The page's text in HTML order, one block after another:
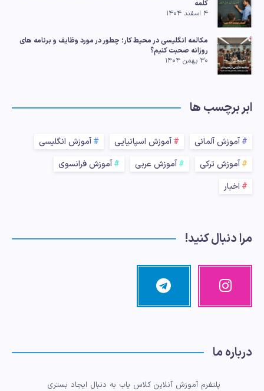
کلمه
۴ اسفند ۱۴۰۴
مکالمه انگلیسی در محیط کار؛ چطور در مورد وظایف و برنامه های
روزانه صحبت کنیم؟
۳۰ بهمن ۱۴۰۴
ابر برچسب ها
آموزش آلمانی آموزش اسپانیایی
آموزش انگلیسی
آموزش ترکی
آموزش عربی
آموزش فرانسوی
اخبار
مرا دنبال کنید!
اینستاگرام تلگرام
درباره ما
پلتفرم آموزش آنلاین کلاس یاب به دنبال ایجاد بستری